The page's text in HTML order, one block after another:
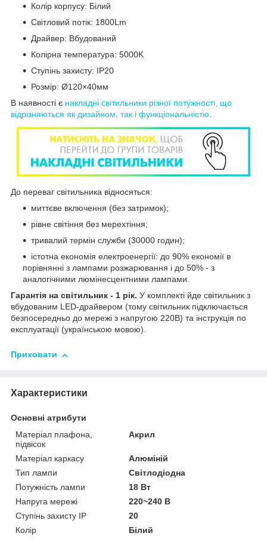
Колір корпусу: Білий
Світловий потік: 1800Lm
Драйвер: Вбудований
Колірна температура: 5000K
Ступінь захисту: IP20
Розмір: Ø120×40мм
В наявності є накладні світильники різної потужності, що
відрізняються як дизайном, так і функціональністю
До переваг світильника відносяться:
миттєве включення (без затримок);
рівне світіння без мерехтіння;
тривалий термін служби (30000 годин);
істотна економія електроенергії: до 90% економії в
порівнянні з лампами розжарювання і до 50% - з
аналогічними люмінесцентними лампами.
Гарантія на світильник - 1 рік. У комплекті йде світильник з
вбудованим LED-драйвером (тому світильник підключається
безпосередньо до мережі з напругою 220В) та інструкція по
експлуатації (українською мовою).
Приховати
Характеристики
Основні атрибути
Матеріал плафона,
підвісок
Акрил
Матеріал каркасу
Алюміній
Тип лампи
Світлодіодна
Потужність лампи
18 Вт
Напруга мережі
220~240 В
Ступінь захисту IP
20
Колір
Білий